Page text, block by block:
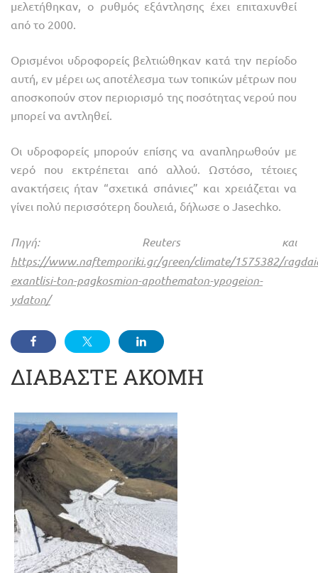
μελετήθηκαν, ο ρυθμός εξάντλησης έχει επιταχυνθεί
από το 2000.
Ορισμένοι υδροφορείς βελτιώθηκαν κατά την περίοδο
αυτή, εν μέρει ως αποτέλεσμα των τοπικών μέτρων που
αποσκοπούν στον περιορισμό της ποσότητας νερού που
μπορεί να αντληθεί.
Οι υδροφορείς μπορούν επίσης να αναπληρωθούν με
νερό που εκτρέπεται από αλλού. Ωστόσο, τέτοιες
ανακτήσεις ήταν “σχετικά σπάνιες” και χρειάζεται να
γίνει πολύ περισσότερη δουλειά, δήλωσε ο Jasechko.
Πηγή: Reuters και
https://www.naftemporiki.gr/green/climate/1575382/
exantlisi-ton-pagkosmion-apothematon-ypogeion-
ydaton/
ΔΙΑΒΑΣΤΕ ΑΚΟΜΗ